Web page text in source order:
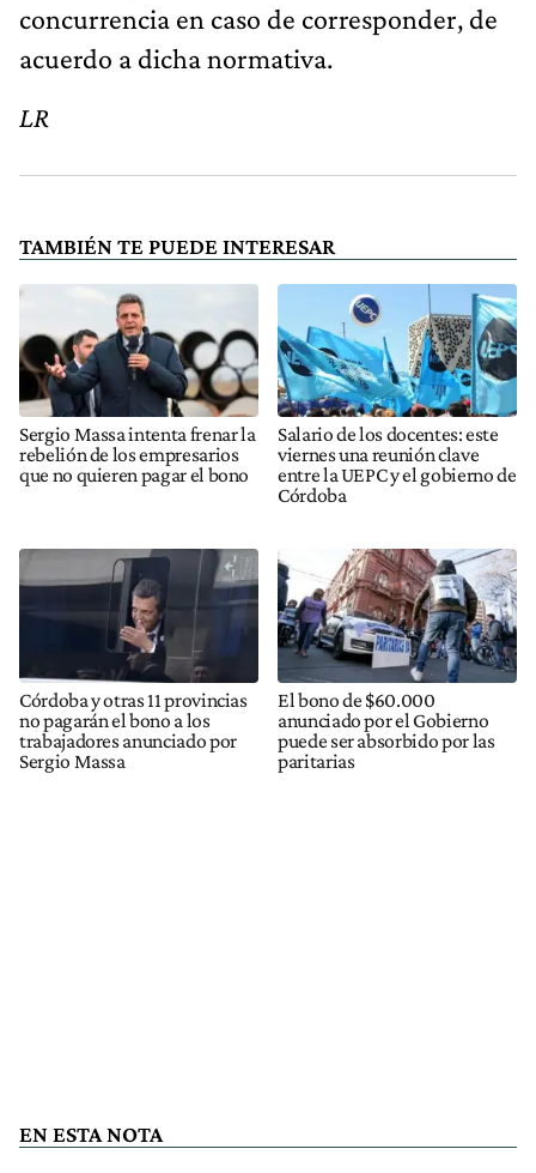
concurrencia en caso de corresponder, de
acuerdo a dicha normativa.
LR
TAMBIÉN TE PUEDE INTERESAR
Sergio Massa intenta frenar la
rebelión de los empresarios
que no quieren pagar el bono
Salario de los docentes: este
viernes una reunión clave
entre la UEPC y el gobierno de
Córdoba
Córdoba y otras 11 provincias
no pagarán el bono a los
trabajadores anunciado por
Sergio Massa
El bono de $60.000
anunciado por el Gobierno
puede ser absorbido por las
paritarias
EN ESTA NOTA